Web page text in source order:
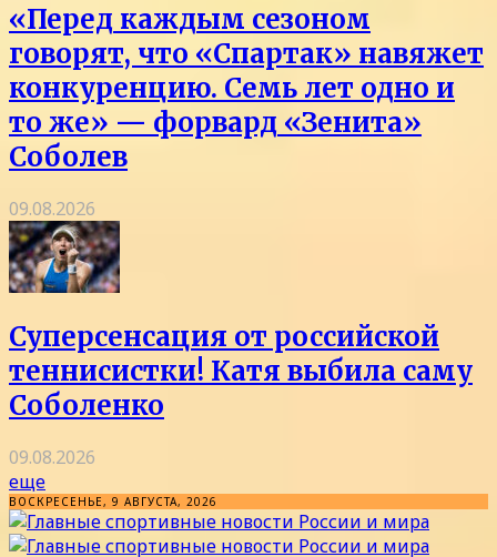
«Перед каждым сезоном
говорят, что «Спартак» навяжет
конкуренцию. Семь лет одно и
то же» — форвард «Зенита»
Соболев
09.08.2026
Суперсенсация от российской
теннисистки! Катя выбила саму
Соболенко
09.08.2026
еще
ВОСКРЕСЕНЬЕ, 9 АВГУСТА, 2026